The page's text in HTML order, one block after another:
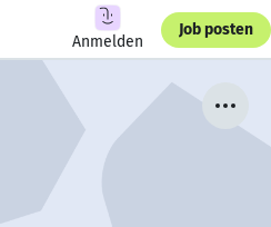
Anmelden
Job posten